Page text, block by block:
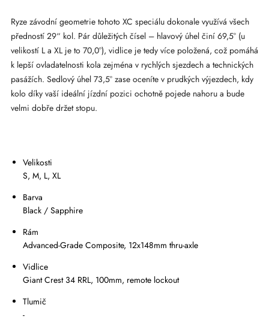
Ryze závodní geometrie tohoto XC speciálu dokonale využívá všech
předností 29“ kol. Pár důležitých čísel – hlavový úhel činí 69,5° (u
velikostí L a XL je to 70,0°), vidlice je tedy více položená, což pomáhá
k lepší ovladatelnosti kola zejména v rychlých sjezdech a technických
pasážích. Sedlový úhel 73,5° zase oceníte v prudkých výjezdech, kdy
kolo díky vaší ideální jízdní pozici ochotně pojede nahoru a bude
velmi dobře držet stopu.
Velikosti
S, M, L, XL
Barva
Black / Sapphire
Rám
Advanced-Grade Composite, 12x148mm thru-axle
Vidlice
Giant Crest 34 RRL, 100mm, remote lockout
Tlumič
-